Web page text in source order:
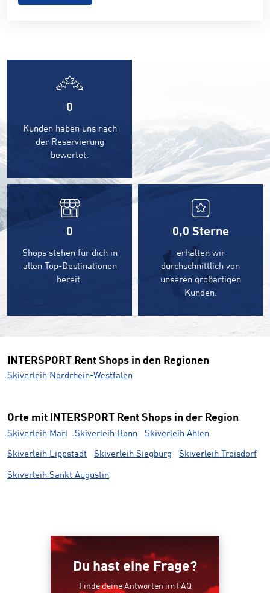
0
Kunden haben uns nach
der Reservierung
bewertet.
0
Shops stehen für dich in
allen Top-Destinationen
bereit.
0,0 Sterne
erhalten wir
durchschnittlich von
unseren großartigen
Kunden.
INTERSPORT Rent Shops in den Regionen
Skiverleih Nordrhein-Westfalen
Orte mit INTERSPORT Rent Shops in der Region
Skiverleih Marl Skiverleih Bonn Skiverleih Ahlen
Skiverleih Lippstadt Skiverleih Siegburg Skiverleih Troisdorf
Skiverleih Sankt Augustin
Du hast eine Frage?
Finde deine Antworten im FAQ